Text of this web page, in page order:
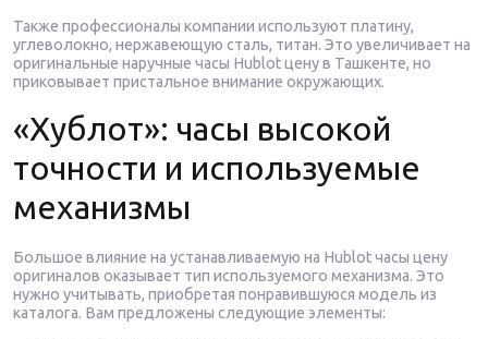
Также профессионалы компании используют платину,
углеволокно, нержавеющую сталь, титан. Это увеличивает на
оригинальные наручные часы Hublot цену в Ташкенте, но
приковывает пристальное внимание окружающих.
«Хублот»: часы высокой
точности и используемые
механизмы
Большое влияние на устанавливаемую на Hublot часы цену
оригиналов оказывает тип используемого механизма. Это
нужно учитывать, приобретая понравившуюся модель из
каталога. Вам предложены следующие элементы: